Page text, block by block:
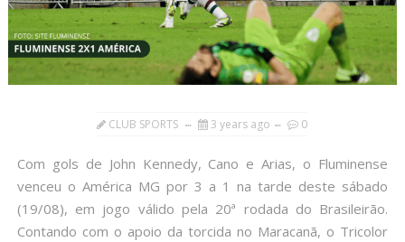
CLUB SPORTS 3 years ago 0
Com gols de John Kennedy, Cano e Arias, o Fluminense
venceu o América MG por 3 a 1 na tarde deste sábado
(19/08), em jogo válido pela 20ª rodada do Brasileirão.
Contando com o apoio da torcida no Maracanã, o Tricolor